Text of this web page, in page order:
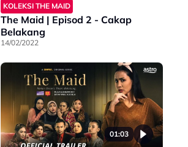
KOLEKSI THE MAID
The Maid | Episod 2 - Cakap
Belakang
14/02/2022
01:03